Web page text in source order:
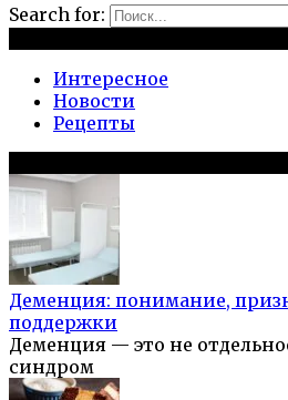
Search for:
Интересное
Новости
Рецепты
Деменция: понимание,
поддержки
Деменция — это не
синдром